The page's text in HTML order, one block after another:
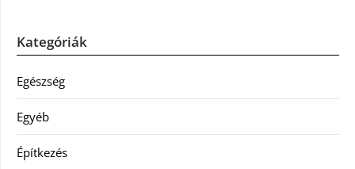
Kategóriák
Egészség
Egyéb
Építkezés